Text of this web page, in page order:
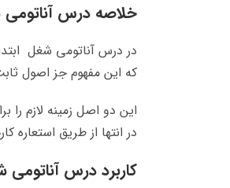
خلاصه درس
در درس آناتومی شغل
که این مفهوم جز اصول
این دو اصل زمینه لازم
در انتها از طریق
کاربرد درس